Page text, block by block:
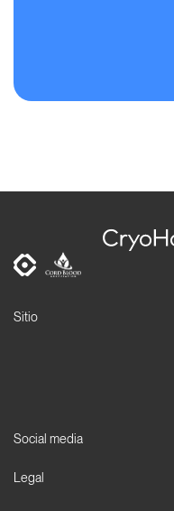
Sitio
Social media
Legal